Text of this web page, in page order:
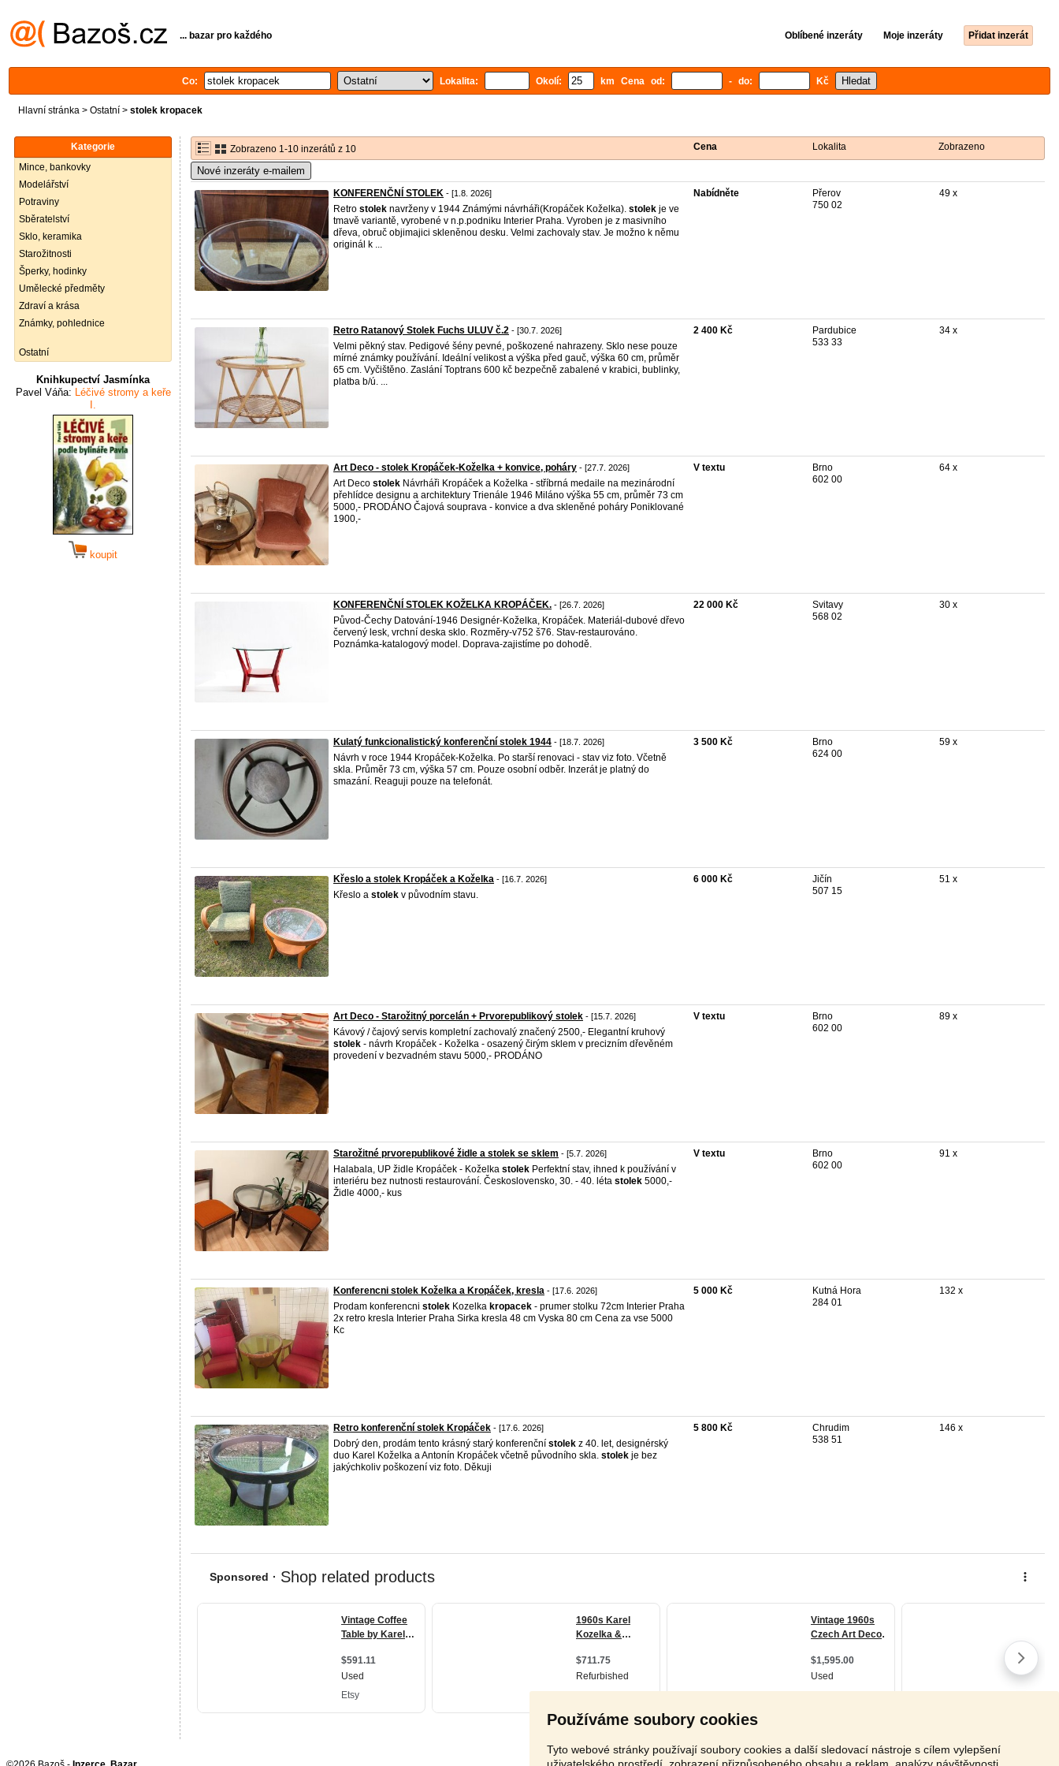
Používáme soubory cookies
Tyto webové stránky používají soubory cookies a další sledovací nástroje s cílem vylepšení
uživatelského prostředí, zobrazení přizpůsobeného obsahu a reklam, analýzy návštěvnosti
... bazar pro každého Oblíbené inzeráty Moje inzeráty Přidat inzerát
Co: Lokalita: Okolí: km Cena od: - do: Kč
Hlavní stránka > Ostatní > stolek kropacek
Kategorie
Mince, bankovky
Modelářství
Potraviny
Sběratelství
Sklo, keramika
Starožitnosti
Šperky, hodinky
Umělecké předměty
Zdraví a krása
Známky, pohlednice
Ostatní
Knihkupectví Jasmínka
Pavel Váňa: Léčivé stromy a keře
I.
koupit
Zobrazeno 1-10 inzerátů z 10 Cena Lokalita Zobrazeno
Nové inzeráty e-mailem
KONFERENČNÍ STOLEK - [1.8. 2026]
Retro stolek navrženy v 1944 Známými návrháři(Kropáček Koželka). stolek je ve
tmavě variantě, vyrobené v n.p.podniku Interier Praha. Vyroben je z masivního
dřeva, obruč objimajici skleněnou desku. Velmi zachovaly stav. Je možno k němu
originál k ...
Nabídněte
Přerov
750 02
49 x
Retro Ratanový Stolek Fuchs ULUV č.2 - [30.7. 2026]
Velmi pěkný stav. Pedigové šény pevné, poškozené nahrazeny. Sklo nese pouze
mírné známky používání. Ideální velikost a výška před gauč, výška 60 cm, průměr
65 cm. Vyčištěno. Zaslání Toptrans 600 kč bezpečně zabalené v krabici, bublinky,
platba b/ú. ...
2 400 Kč
Pardubice
533 33
34 x
Art Deco - stolek Kropáček-Koželka + konvice, poháry - [27.7. 2026]
Art Deco stolek Návrháři Kropáček a Koželka - stříbrná medaile na mezinárodní
přehlídce designu a architektury Trienále 1946 Miláno výška 55 cm, průměr 73 cm
5000,- PRODÁNO Čajová souprava - konvice a dva skleněné poháry Poniklované
1900,-
V textu
Brno
602 00
64 x
KONFERENČNÍ STOLEK KOŽELKA KROPÁČEK. - [26.7. 2026]
Původ-Čechy Datování-1946 Designér-Koželka, Kropáček. Materiál-dubové dřevo
červený lesk, vrchní deska sklo. Rozměry-v752 š76. Stav-restaurováno.
Poznámka-katalogový model. Doprava-zajistíme po dohodě.
22 000 Kč
Svitavy
568 02
30 x
Kulatý funkcionalistický konferenční stolek 1944 - [18.7. 2026]
Návrh v roce 1944 Kropáček-Koželka. Po starší renovaci - stav viz foto. Včetně
skla. Průměr 73 cm, výška 57 cm. Pouze osobní odběr. Inzerát je platný do
smazání. Reaguji pouze na telefonát.
3 500 Kč
Brno
624 00
59 x
Křeslo a stolek Kropáček a Koželka - [16.7. 2026]
Křeslo a stolek v původním stavu.
6 000 Kč
Jičín
507 15
51 x
Art Deco - Starožitný porcelán + Prvorepublikový stolek - [15.7. 2026]
Kávový / čajový servis kompletní zachovalý značený 2500,- Elegantní kruhový
stolek - návrh Kropáček - Koželka - osazený čirým sklem v precizním dřevěném
provedení v bezvadném stavu 5000,- PRODÁNO
V textu
Brno
602 00
89 x
Starožitné prvorepublikové židle a stolek se sklem - [5.7. 2026]
Halabala, UP židle Kropáček - Koželka stolek Perfektní stav, ihned k používání v
interiéru bez nutnosti restaurování. Československo, 30. - 40. léta stolek 5000,-
Židle 4000,- kus
V textu
Brno
602 00
91 x
Konferencni stolek Koželka a Kropáček, kresla - [17.6. 2026]
Prodam konferencni stolek Kozelka kropacek - prumer stolku 72cm Interier Praha
2x retro kresla Interier Praha Sirka kresla 48 cm Vyska 80 cm Cena za vse 5000
Kc
5 000 Kč
Kutná Hora
284 01
132 x
Retro konferenční stolek Kropáček - [17.6. 2026]
Dobrý den, prodám tento krásný starý konferenční stolek z 40. let, designérský
duo Karel Koželka a Antonín Kropáček včetně původního skla. stolek je bez
jakýchkoliv poškození viz foto. Děkuji
5 800 Kč
Chrudim
538 51
146 x